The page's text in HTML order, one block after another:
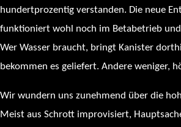
hundertprozentig verstanden. Die neue
funktioniert wohl noch im Betabetrieb
Wer Wasser braucht, bringt Kanister
bekommen es geliefert. Andere weniger,
Wir wundern uns zunehmend über die
Meist aus Schrott improvisiert,